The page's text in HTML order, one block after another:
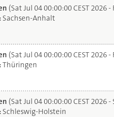
(Sat Jul 04 00:00:00 CEST 2026
Sachsen-Anhalt
(Sat Jul 04 00:00:00 CEST 2026
Thüringen
(Sat Jul 04 00:00:00 CEST 2026
Schleswig-Holstein